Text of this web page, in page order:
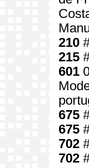
210
215
601
675
675
702
702